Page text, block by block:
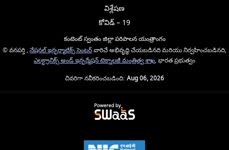
విశ్లేషణ
కోవిడ్ – 19
కంటెంట్ స్వంతం జిల్లా పరిపాలన యంత్రాంగం
© వనపర్తి , నేషనల్ ఇన్ఫర్మాటిక్స్ సెంటర్వారిచే అభివృద్ధి చేయబడినది మరియు నిర్వహించబడినది,
ఎలక్ట్రానిక్స్ అండ్ ఇన్ఫర్మేషన్ టెక్నాలజీ మంత్రిత్వ శాఖ, భారత ప్రభుత్వం
చివరిగా నవీకరించబడింది: Aug 06, 2026